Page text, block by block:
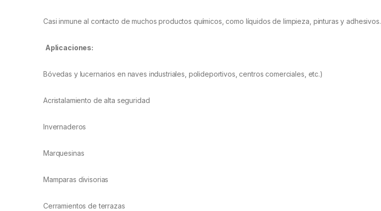
Casi inmune al contacto de muchos productos químicos, como líquidos de limpieza, pinturas y adhesivos.
Aplicaciones:
Bóvedas y lucernarios en naves industriales, polideportivos, centros comerciales, etc.)
Acristalamiento de alta seguridad
Invernaderos
Marquesinas
Mamparas divisorias
Cerramientos de terrazas